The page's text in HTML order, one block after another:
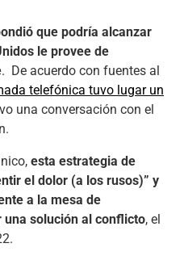
que podría alcanzar
le provee de
. De acuerdo con fuentes al
telefónica tuvo lugar un
una conversación con el
esta estrategia de
el dolor (a los rusos)” y
a la mesa de
solución al conflicto, el